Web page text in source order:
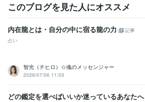
このブログを見た人にオススメ
内在龍とは・自分の中に宿る龍の力
記事
占い
智光（チヒロ）☆魂のメッセンジャー
2026/07/06 11:03
どの鑑定を選べばいいか迷っているあなたへ